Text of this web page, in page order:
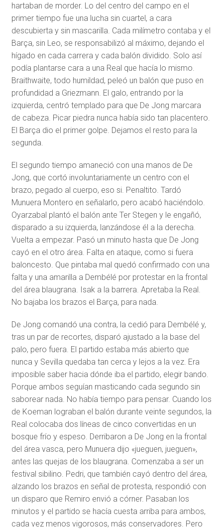
hartaban de morder. Lo del centro del campo en el
primer tiempo fue una lucha sin cuartel, a cara
descubierta y sin mascarilla. Cada milímetro contaba y el
Barça, sin Leo, se responsabilizó al máximo, dejando el
hígado en cada carrera y cada balón dividido. Solo así
podía plantarse cara a una Real que hacía lo mismo.
Braithwaite, todo humildad, peleó un balón que puso en
profundidad a Griezmann. El galo, entrando por la
izquierda, centró templado para que De Jong marcara
de cabeza. Picar piedra nunca había sido tan placentero.
El Barça dio el primer golpe. Dejamos el resto para la
segunda.
El segundo tiempo amaneció con una manos de De
Jong, que cortó involuntariamente un centro con el
brazo, pegado al cuerpo, eso si. Penaltito. Tardó
Munuera Montero en señalarlo, pero acabó haciéndolo.
Oyarzabal plantó el balón ante Ter Stegen y le engañó,
disparado a su izquierda, lanzándose él a la derecha.
Vuelta a empezar. Pasó un minuto hasta que De Jong
cayó en el otro área. Falta en ataque, como si fuera
baloncesto. Que pintaba mal quedó confirmado con una
falta y una amarilla a Dembélé por protestar en la frontal
del área blaugrana. Isak a la barrera. Apretaba la Real.
No bajaba los brazos el Barça, para nada.
De Jong comandó una contra, la cedió para Dembélé y,
tras un par de recortes, disparó ajustado a la base del
palo, pero fuera. El partido estaba más abierto que
nunca y Sevilla quedaba tan cerca y lejos a la vez. Era
imposible saber hacia dónde iba el partido, elegir bando.
Porque ambos seguían masticando cada segundo sin
saborear nada. No había tiempo para pensar. Cuando los
de Koeman lograban el balón durante veinte segundos, la
Real colocaba dos líneas de cinco convertidas en un
bosque frío y espeso. Derribaron a De Jong en la frontal
del área vasca, pero Munuera dijo «jueguen, jueguen»,
antes las quejas de los blaugrana. Comenzaba a ser un
festival sibilino. Pedri, que también cayó dentro del área,
alzando los brazos en señal de protesta, respondió con
un disparo que Remiro envió a córner. Pasaban los
minutos y el partido se hacía cuesta arriba para ambos,
cada vez menos vigorosos, más conservadores. Pero